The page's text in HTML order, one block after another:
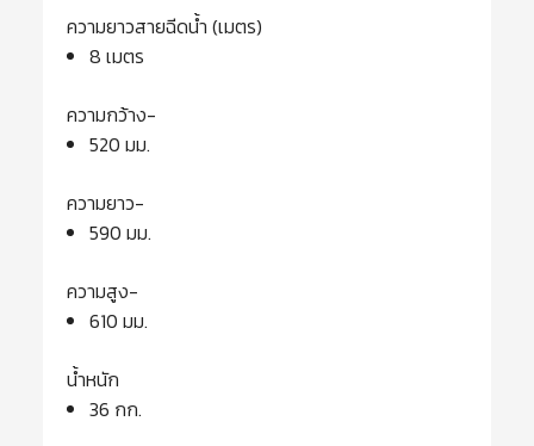
ความยาวสายฉีดน้ำ (เมตร)
8 เมตร
ความกว้าง-
520 มม.
ความยาว-
590 มม.
ความสูง-
610 มม.
น้ำหนัก
36 กก.